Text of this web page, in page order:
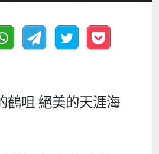
鶴咀 絕美的天涯海